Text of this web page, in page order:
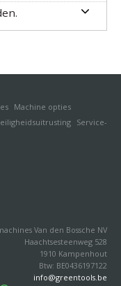
Machine opties
Service-
Van den Bossche NV
Haachtsesteenweg 528
1910 Kampenhout
Btw: BE0436197122
info@greentools.be